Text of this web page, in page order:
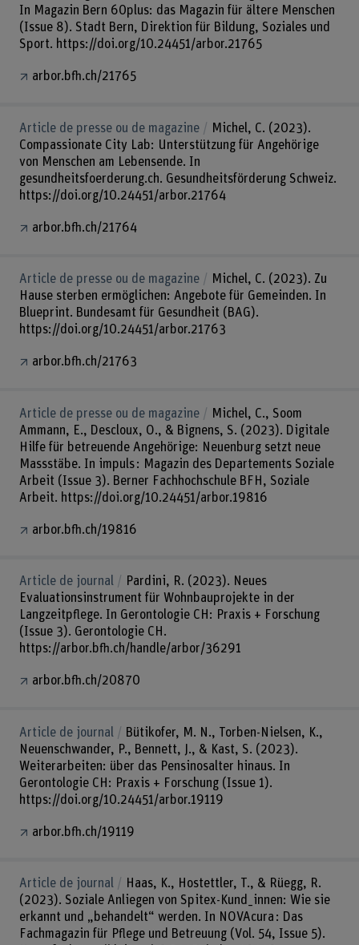
In Magazin Bern 60plus: das Magazin für ältere Menschen
(Issue 8). Stadt Bern, Direktion für Bildung, Soziales und
Sport. https://doi.org/10.24451/arbor.21765
arbor.bfh.ch/21765
Article de presse ou de magazine
Michel, C. (2023).
Compassionate City Lab: Unterstützung für Angehörige
von Menschen am Lebensende. In
gesundheitsfoerderung.ch. Gesundheitsförderung Schweiz.
https://doi.org/10.24451/arbor.21764
arbor.bfh.ch/21764
Article de presse ou de magazine
Michel, C. (2023). Zu
Hause sterben ermöglichen: Angebote für Gemeinden. In
Blueprint. Bundesamt für Gesundheit (BAG).
https://doi.org/10.24451/arbor.21763
arbor.bfh.ch/21763
Article de presse ou de magazine
Michel, C., Soom
Ammann, E., Descloux, O., & Bignens, S. (2023). Digitale
Hilfe für betreuende Angehörige: Neuenburg setzt neue
Massstäbe. In impuls : Magazin des Departements Soziale
Arbeit (Issue 3). Berner Fachhochschule BFH, Soziale
Arbeit. https://doi.org/10.24451/arbor.19816
arbor.bfh.ch/19816
Article de journal
Pardini, R. (2023). Neues
Evaluationsinstrument für Wohnbauprojekte in der
Langzeitpflege. In Gerontologie CH: Praxis + Forschung
(Issue 3). Gerontologie CH.
https://arbor.bfh.ch/handle/arbor/36291
arbor.bfh.ch/20870
Article de journal
Bütikofer, M. N., Torben-Nielsen, K.,
Neuenschwander, P., Bennett, J., & Kast, S. (2023).
Weiterarbeiten: über das Pensinosalter hinaus. In
Gerontologie CH: Praxis + Forschung (Issue 1).
https://doi.org/10.24451/arbor.19119
arbor.bfh.ch/19119
Article de journal
Haas, K., Hostettler, T., & Rüegg, R.
(2023). Soziale Anliegen von Spitex-Kund_innen: Wie sie
erkannt und „behandelt“ werden. In NOVAcura : Das
Fachmagazin für Pflege und Betreuung (Vol. 54, Issue 5).